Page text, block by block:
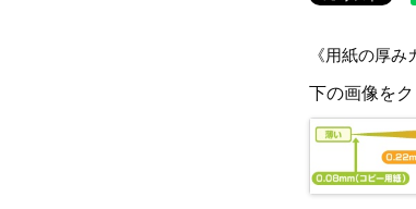
《用紙の厚み
下の画像を